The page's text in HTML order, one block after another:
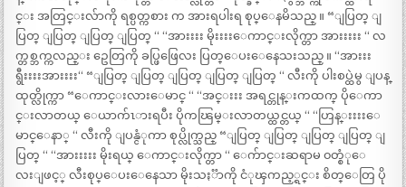
င္း အတြင္းလ်ာကို ရစ္ပတ္ကစား က အားရပါးရ စုပ္ေနမိသည္ ။ “ျပြတ္ ျ
ပြတ္ ျပြတ္ ျပြတ္ ျပြတ္ “ “အားးးး မိုးးးးေကာင္းလိုက္တာ အားးးးး “ လ
က္တစ္ဘက္ကလည္း ဥေတြကို ခပ္ဖြဖြေလး ပြတ္ေပးေနေသးသည္ ။ “အားးး
ရွီးးးးအားးးး“ “ျပြတ္ ျပြတ္ ျပြတ္ ျပြတ္ ျပြတ္ “ လီးကို ပါးစပ္ထဲမွ ျပန္
ထုတ္လိုက္ကာ “ေကာင္းလားေမာင္ “ “အင္းးး အရင္တုန္းကထက္ ပိုေကာ
င္းလာတယ္ ေယာက်ၤားရပီး ပိုကၽြမ္းလာတယ္ထင္တယ္ “ “ဟြန္းးးးေ
မာင္ေနာ္ “ လီးကို ျပန္ငံုကာ စုပ္လိုက္သည္ “ျပြတ္ ျပြတ္ ျပြတ္ ျပြတ္ ျ
ပြတ္ “ “အားးးးး မိုးရယ္ ေကာင္းလိုက္တာ “ ေက်ာင္းဆရာမ ၀တ္စံုေ
လးျဖင့္ လီးစုပ္ေပးေနေသာ မိုးသႏၱာကို ငံုၾကည့္ရင္း စိတ္ေတြ ပို